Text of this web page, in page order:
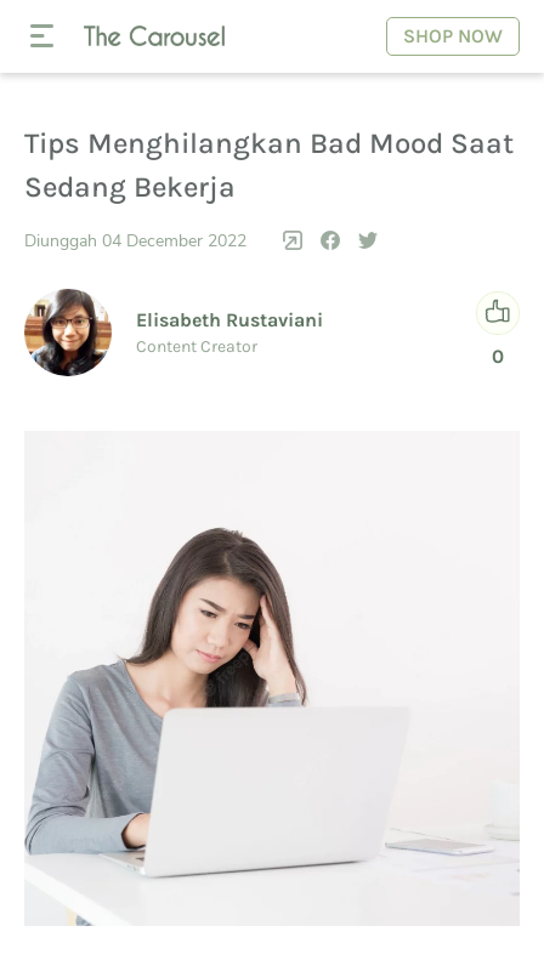
SHOP NOW
Tips Menghilangkan Bad Mood Saat
Sedang Bekerja
Diunggah 04 December 2022
Elisabeth Rustaviani
Content Creator 0